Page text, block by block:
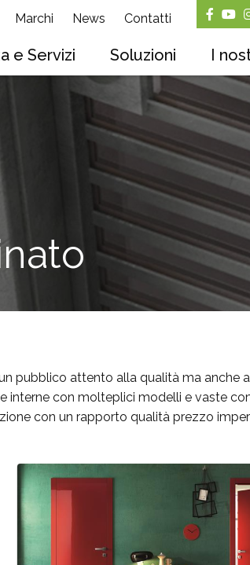
e Servizi Soluzioni I
Marchi News Contatti
pubblico attento alla qualità ma anche
interne con molteplici modelli e vaste
con un rapporto qualità prezzo